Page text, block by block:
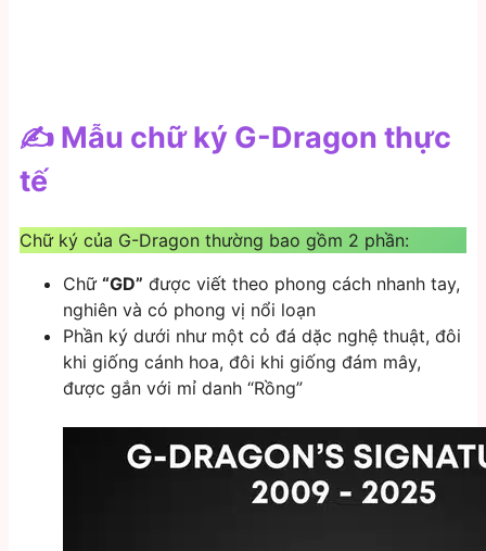
✍️ Mẫu chữ ký G-Dragon thực
tế
Chữ ký của G-Dragon thường bao gồm 2 phần:
Chữ “GD” được viết theo phong cách nhanh tay,
nghiên và có phong vị nổi loạn
Phần ký dưới như một cỏ đá dặc nghệ thuật, đôi
khi giống cánh hoa, đôi khi giống đám mây,
được gắn với mỉ danh “Rồng”